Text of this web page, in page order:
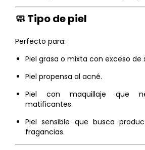
🧼 Tipo de piel
Perfecto para:
Piel grasa o mixta con exceso de
Piel propensa al acné.
Piel con maquillaje que
matificantes.
Piel sensible que busca
fragancias.